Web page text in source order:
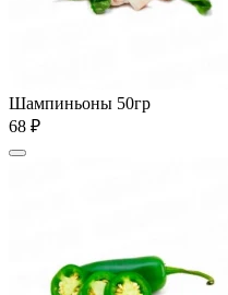
Шампиньоны 50гр
68 ₽